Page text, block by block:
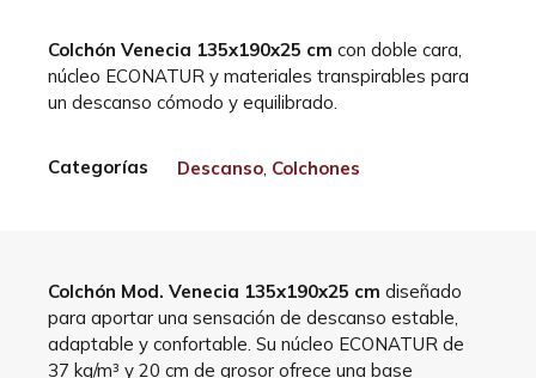
Colchón Venecia 135x190x25 cm con doble cara,
núcleo ECONATUR y materiales transpirables para
un descanso cómodo y equilibrado.
Categorías Descanso Colchones
Colchón Mod. Venecia 135x190x25 cm diseñado
para aportar una sensación de descanso estable,
adaptable y confortable. Su núcleo ECONATUR de
37 kg/m³ y 20 cm de grosor ofrece una base